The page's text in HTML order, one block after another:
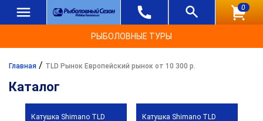
0
РЫБОЛОВНЫЕ ТУРЫ
Главная / TLD Рынок Европейский рынок от 10 300 р.
Каталог
Катушка Shimano TLD
Катушка Shimano TLD